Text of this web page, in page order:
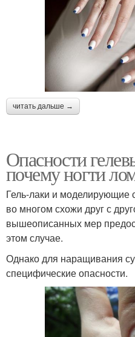
читать дальше →
Опасности
почему ногти
Гель-лаки и моделирующие
во многом схожи друг с
вышеописанных мер
этом случае.
Однако для наращивания
специфические опасности.